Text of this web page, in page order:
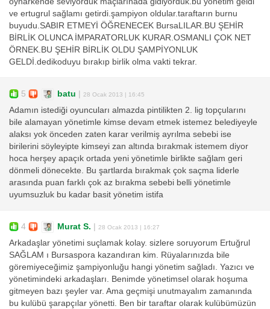
ve ertugrul sağlamı getirdi.şampiyon oldular.taraftarın burnu
buyudu.SABIR ETMEYİ ÖĞRENECEK BursaLILAR.BU ŞEHİR
BİRLİK OLUNCA İMPARATORLUK KURAR.OSMANLI ÇOK NET
ÖRNEK.BU ŞEHİR BİRLİK OLDU ŞAMPİYONLUK
GELDİ.dedikoduyu bırakıp birlik olma vakti tekrar.
5 batu | 28 Ocak 2013 | 16:45
Adamın istediği oyuncuları almazda pintilikten 2. lig topçularını
bile alamayan yönetimle kimse devam etmek istemez belediyeyle
alaksı yok önceden zaten karar verilmiş ayrılma sebebi ise
birilerini söyleyipte kimseyi zan altında bırakmak istemem diyor
hoca herşey apaçık ortada yeni yönetimle birlikte sağlam geri
dönmeli dönecekte. Bu şartlarda bırakmak çok saçma liderle
arasında puan farklı çok az bırakma sebebi belli yönetimle
uyumsuzluk bu kadar basit yönetim istifa
4 Murat S. | 28 Ocak 2013 | 16:27
Arkadaşlar yönetimi suçlamak kolay. sizlere soruyorum Ertuğrul
SAĞLAM ı Bursaspora kazandıran kim. Rüyalarınızda bile
göremiyeceğimiz şampiyonluğu hangi yönetim sağladı. Yazıcı ve
yönetimindeki arkadaşları. Benimde yönetimsel olarak hoşuma
gitmeyen bazı şeyler var. Ama geçmişi unutmayalım zamanında
bu kulübü şarapçılar yönetti. Ben bir taraftar olarak kulübümüzün